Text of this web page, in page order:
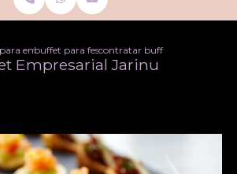
empresas
buffet para festa de empresacontratar buffet empresarial
Empresarial Jarinu